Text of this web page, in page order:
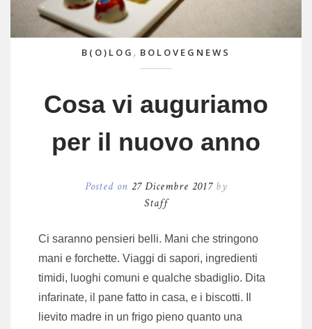
B(O)LOG , BOLOVEGNEWS
Cosa vi auguriamo
per il nuovo anno
Posted on 27 Dicembre 2017 by
Staff
Ci saranno pensieri belli. Mani che stringono
mani e forchette. Viaggi di sapori, ingredienti
timidi, luoghi comuni e qualche sbadiglio. Dita
infarinate, il pane fatto in casa, e i biscotti. Il
lievito madre in un frigo pieno quanto una